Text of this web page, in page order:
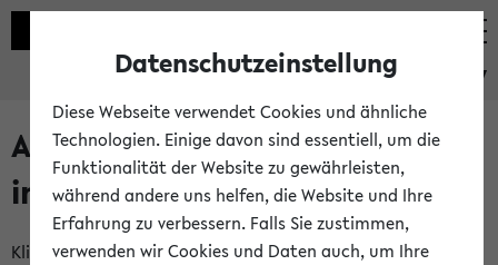
eKVV
Alle veröffentlichten Semester
im eKVV
Klicken Sie auf das Semester, welches Sie für Ihre Sitzung
Datenschutzeinstellung
Diese Webseite verwendet Cookies und ähnliche
Technologien. Einige davon sind essentiell, um die
Funktionalität der Website zu gewährleisten,
während andere uns helfen, die Website und Ihre
Erfahrung zu verbessern. Falls Sie zustimmen,
verwenden wir Cookies und Daten auch, um Ihre